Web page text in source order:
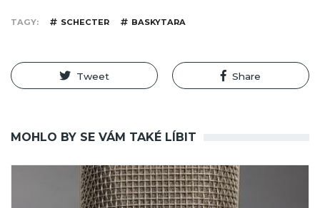
TAGY SCHECTER BASKYTARA
Tweet Share
MOHLO BY SE VÁM TAKÉ LÍBIT